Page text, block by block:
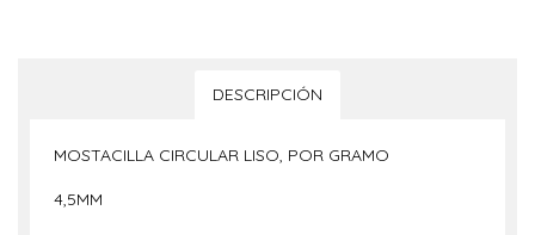
DESCRIPCIÓN
MOSTACILLA CIRCULAR LISO, POR GRAMO
4,5MM